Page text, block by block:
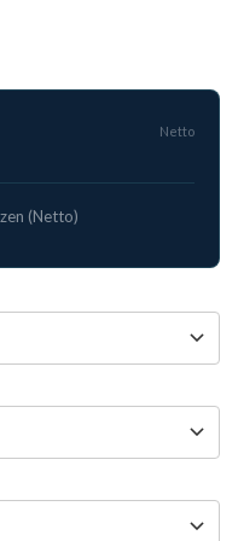
Netto
(Netto)